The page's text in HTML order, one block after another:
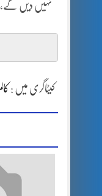
نہیں دیں گے،
کیٹاگری میں :